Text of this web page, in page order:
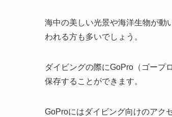
海中の美しい光景や海洋生物が動
われる方も多いでしょう。
ダイビングの際にGoPro（ゴープ
保存することができます。
GoProにはダイビング向けのアク